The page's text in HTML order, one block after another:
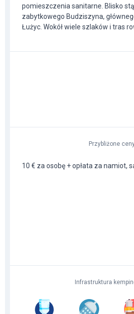
pomieszczenia sanitarne. Blisko
zabytkowego Budziszyna,
Łużyc. Wokół wiele szlaków i tras
Przybliżone
10 € za osobę + opłata za namiot,
Infrastruktura